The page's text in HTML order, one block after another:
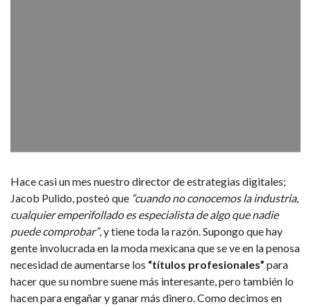
Hace casi un mes nuestro director de estrategias digitales;
Jacob Pulido, posteó que “cuando no conocemos la industria,
cualquier emperifollado es especialista de algo que nadie
puede comprobar”, y tiene toda la razón. Supongo que hay
gente involucrada en la moda mexicana que se ve en la penosa
necesidad de aumentarse los “títulos profesionales” para
hacer que su nombre suene más interesante, pero también lo
hacen para engañar y ganar más dinero. Como decimos en